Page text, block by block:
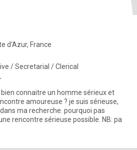
d'Azur, France
/ Secretarial / Clerical
bien connaitre un homme sérieux et
amoureuse ? je suis sérieuse,
ma recherche. pourquoi pas
essayer ? écrivez moi et une rencontre sérieuse possible. NB: pa